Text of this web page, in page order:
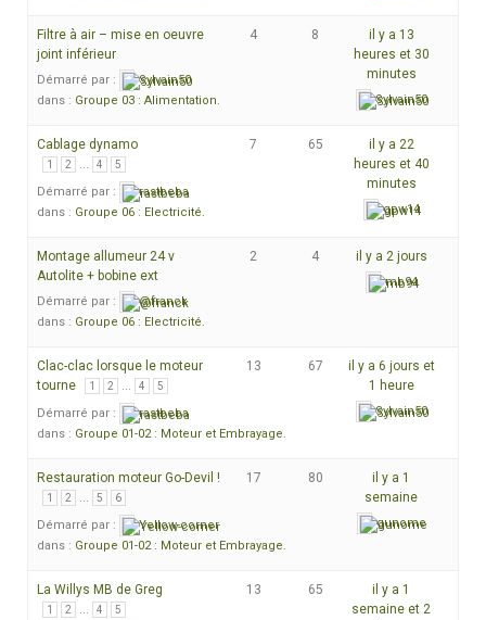
Filtre à air – mise en oeuvre
joint inférieur
Démarré par :
Sylvain50
dans : Groupe 03 : Alimentation.
4 8
il y a 13
heures et 30
minutes
Sylvain50
Cablage dynamo
1 2 … 4 5
Démarré par :
rastbeba
dans : Groupe 06 : Electricité.
7 65
il y a 22
heures et 40
minutes
gpw14
Montage allumeur 24 v
Autolite + bobine ext
Démarré par :
@franck
dans : Groupe 06 : Electricité.
2 4 il y a 2 jours
mb94
Clac-clac lorsque le moteur
tourne
1 2 … 4 5
Démarré par :
rastbeba
dans : Groupe 01-02 : Moteur et Embrayage.
13 67
il y a 6 jours et
1 heure
Sylvain50
Restauration moteur Go-Devil !
1 2 … 5 6
Démarré par :
Yellow-corner
dans : Groupe 01-02 : Moteur et Embrayage.
17 80
il y a 1
semaine
gunome
La Willys MB de Greg
1 2 … 4 5
13 65
il y a 1
semaine et 2